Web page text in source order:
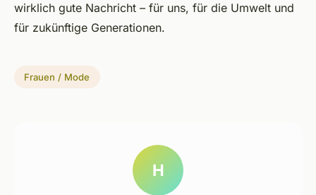
wirklich gute Nachricht – für uns, für die Umwelt und
für zukünftige Generationen.
Frauen / Mode
H